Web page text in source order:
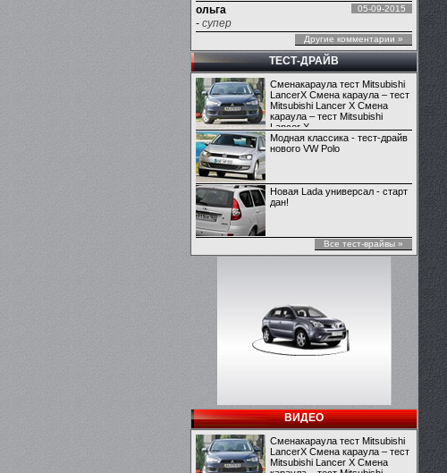
ольга
05-09-2015
- супер
Другие комментарии »
ТЕСТ-ДРАЙВ
Сменакараула тест Mitsubishi
LancerX Смена караула – тест
Mitsubishi Lancer X Смена
караула – тест Mitsubishi
Lancer X
Модная классика - тест-драйв
нового VW Polo
Новая Lada универсал - старт
дан!
Все тест-врайвы »
ВИДЕО
Сменакараула тест Mitsubishi
LancerX Смена караула – тест
Mitsubishi Lancer X Смена